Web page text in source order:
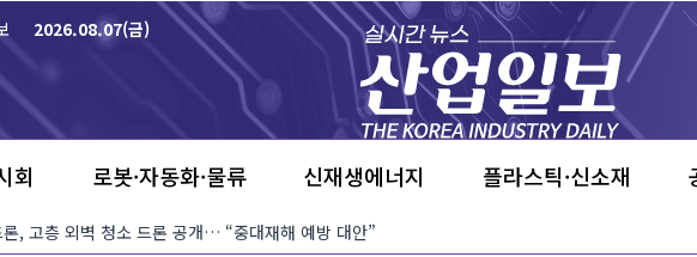
2026.08.07(금)
회 로봇·자동화·물류 신재생에너지 플라스틱·신소재
, 고층 외벽 청소 드론 공개… “중대재해 예방 대안”